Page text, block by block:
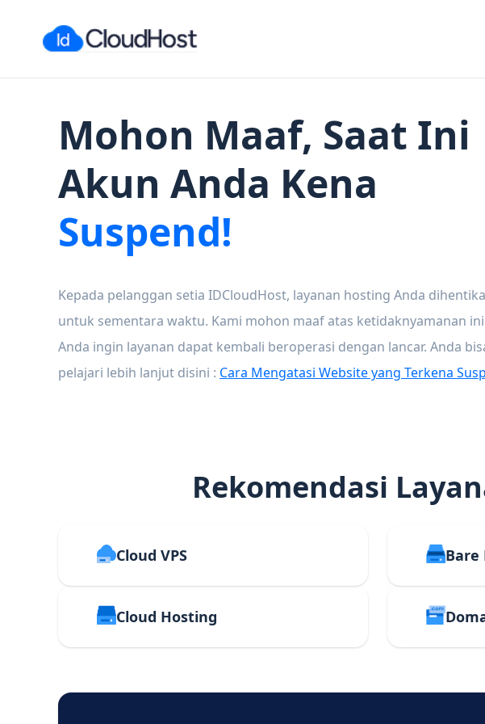
Mohon Maaf, Saat Ini
Akun Anda Kena
Suspend!
Kepada pelanggan setia IDCloudHost, layanan hosting Anda
untuk sementara waktu. Kami mohon maaf atas ketidaknyamanan
Anda ingin layanan dapat kembali beroperasi dengan lancar. Anda
pelajari lebih lanjut disini : Cara Mengatasi Website yang Terkena
Rekomendasi
Cloud VPS Bare
Cloud Hosting